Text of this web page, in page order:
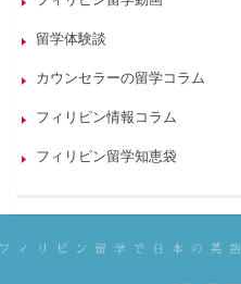
留学体験談
カウンセラーの留学コラム
フィリピン情報コラム
フィリピン留学知恵袋